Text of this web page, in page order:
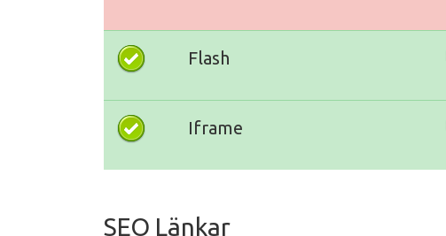
Flash
Iframe
SEO Länkar